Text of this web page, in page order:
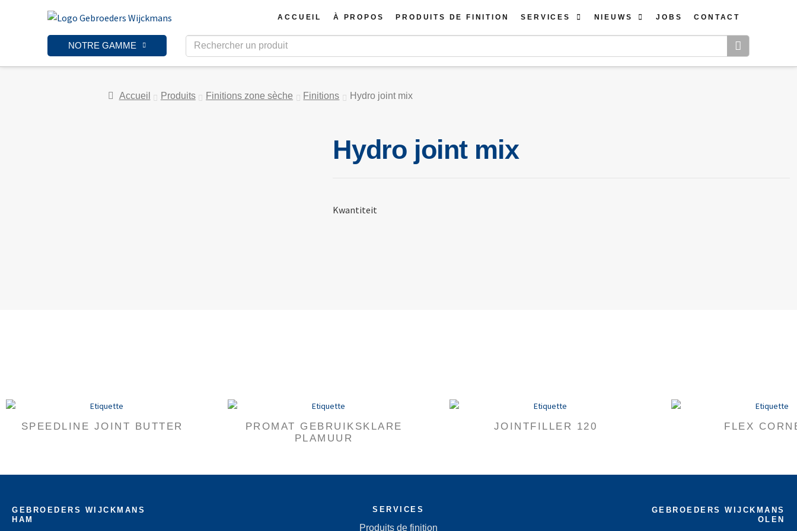
ACCUEIL À PROPOS PRODUITS DE FINITION SERVICES NIEUWS JOBS CONTACT
NOTRE GAMME
Accueil Produits Finitions zone sèche Finitions Hydro joint mix
Hydro joint mix
Kwantiteit
SPEEDLINE JOINT BUTTER
PROMAT GEBRUIKSKLARE
PLAMUUR
JOINTFILLER 120 FLEX
GEBROEDERS WIJCKMANS
HAM
SERVICES
Produits de finition
GEBROEDERS WIJCKMANS
OLEN